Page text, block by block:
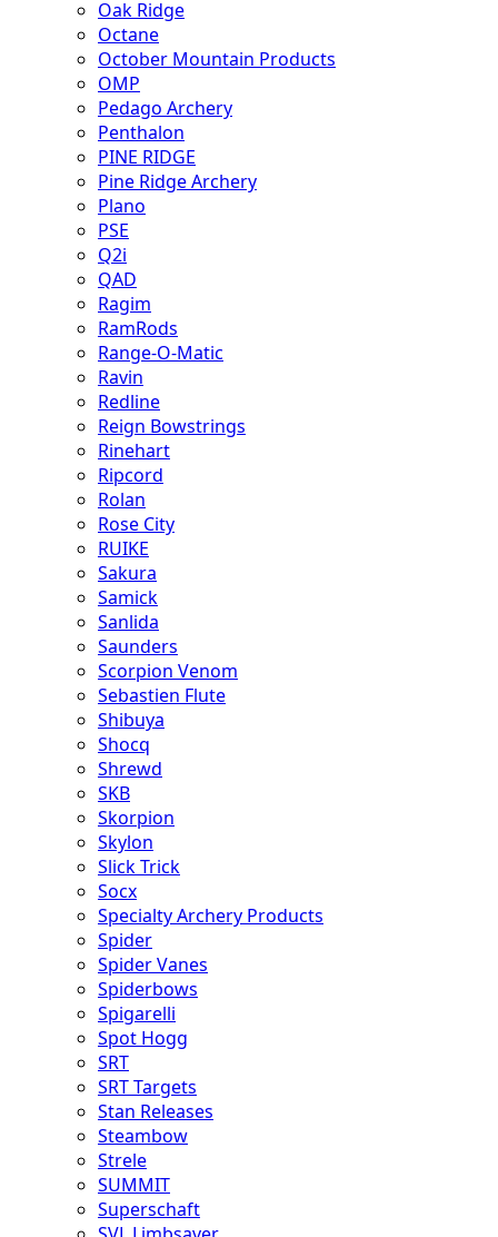
Oak Ridge
Octane
October Mountain Products
OMP
Pedago Archery
Penthalon
PINE RIDGE
Pine Ridge Archery
Plano
PSE
Q2i
QAD
Ragim
RamRods
Range-O-Matic
Ravin
Redline
Reign Bowstrings
Rinehart
Ripcord
Rolan
Rose City
RUIKE
Sakura
Samick
Sanlida
Saunders
Scorpion Venom
Sebastien Flute
Shibuya
Shocq
Shrewd
SKB
Skorpion
Skylon
Slick Trick
Socx
Specialty Archery Products
Spider
Spider Vanes
Spiderbows
Spigarelli
Spot Hogg
SRT
SRT Targets
Stan Releases
Steambow
Strele
SUMMIT
Superschaft